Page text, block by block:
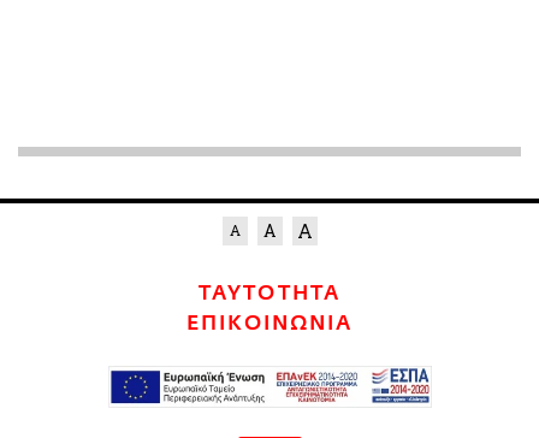
ΤΑΥΤΟΤΗΤΑ
ΕΠΙΚΟΙΝΩΝΙΑ